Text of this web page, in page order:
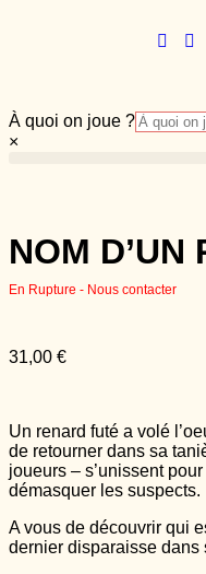
À quoi on joue ?
×
NOM D’UN
En Rupture - Nous contacter
31,00 €
Un renard futé a volé
de retourner dans sa
joueurs – s’unissent
démasquer les suspects.
A vous de découvrir qui
dernier disparaisse